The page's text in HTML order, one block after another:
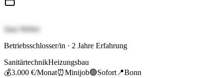
Jana Weber
Betriebsschlosser/in · 2 Jahre Erfahrung
SanitärtechnikHeizungsbau
💰3.000 €/Monat⏰Minijob🟢Sofort 📍Bonn